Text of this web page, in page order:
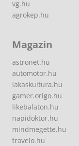
vg.hu
agrokep.hu
Magazin
astronet.hu
automotor.hu
lakaskultura.hu
gamer.origo.hu
likebalaton.hu
napidoktor.hu
mindmegette.hu
travelo.hu